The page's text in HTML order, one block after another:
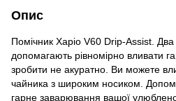
Опис
Помічник Харіо V60 Drip-Assist. Два
допомагають рівномірно вливати
зробити не акуратно. Ви можете
чайника з широким носиком.
гарне заварювання вашої